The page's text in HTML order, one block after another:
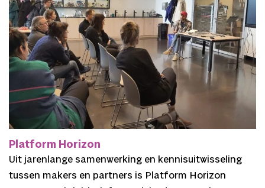
Platform Horizon
Uit jarenlange samenwerking en kennisuitwisseling
tussen makers en partners is Platform Horizon